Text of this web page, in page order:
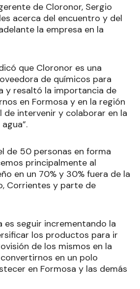
de Cloronor, Sergio
acerca del encuentro y del
la empresa en la
que Cloronor es una
de químicos para
y resaltó la importancia de
en Formosa y en la región
de intervenir y colaborar en la
de 50 personas en forma
principalmente al
en un 70% y 30% fuera de la
Corrientes y parte de
es seguir incrementando la
los productos para ir
de los mismos en la
en un polo
en Formosa y las demás